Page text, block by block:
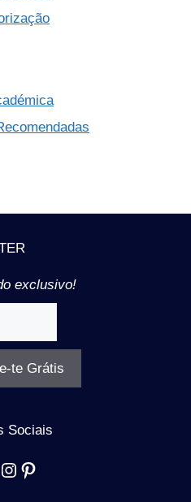
exclusivo!
te Grátis
Sociais
Instagram
Pinterest